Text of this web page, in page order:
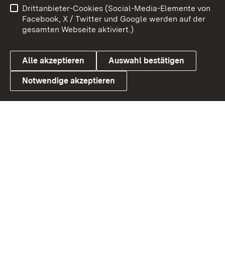
Link zum Landesportal
Benutzungshinweise
Barrierefreiheit
Datenschutz
Cookies
Drittanbieter-Cookies (Social-Media-Elemente von
Facebook, X / Twitter und Google werden auf der
gesamten Webseite aktiviert.)
Alle akzeptieren Auswahl bestätigen
Notwendige akzeptieren